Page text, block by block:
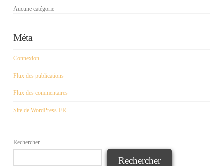
Aucune catégorie
Méta
Connexion
Flux des publications
Flux des commentaires
Site de WordPress-FR
Rechercher
Rechercher